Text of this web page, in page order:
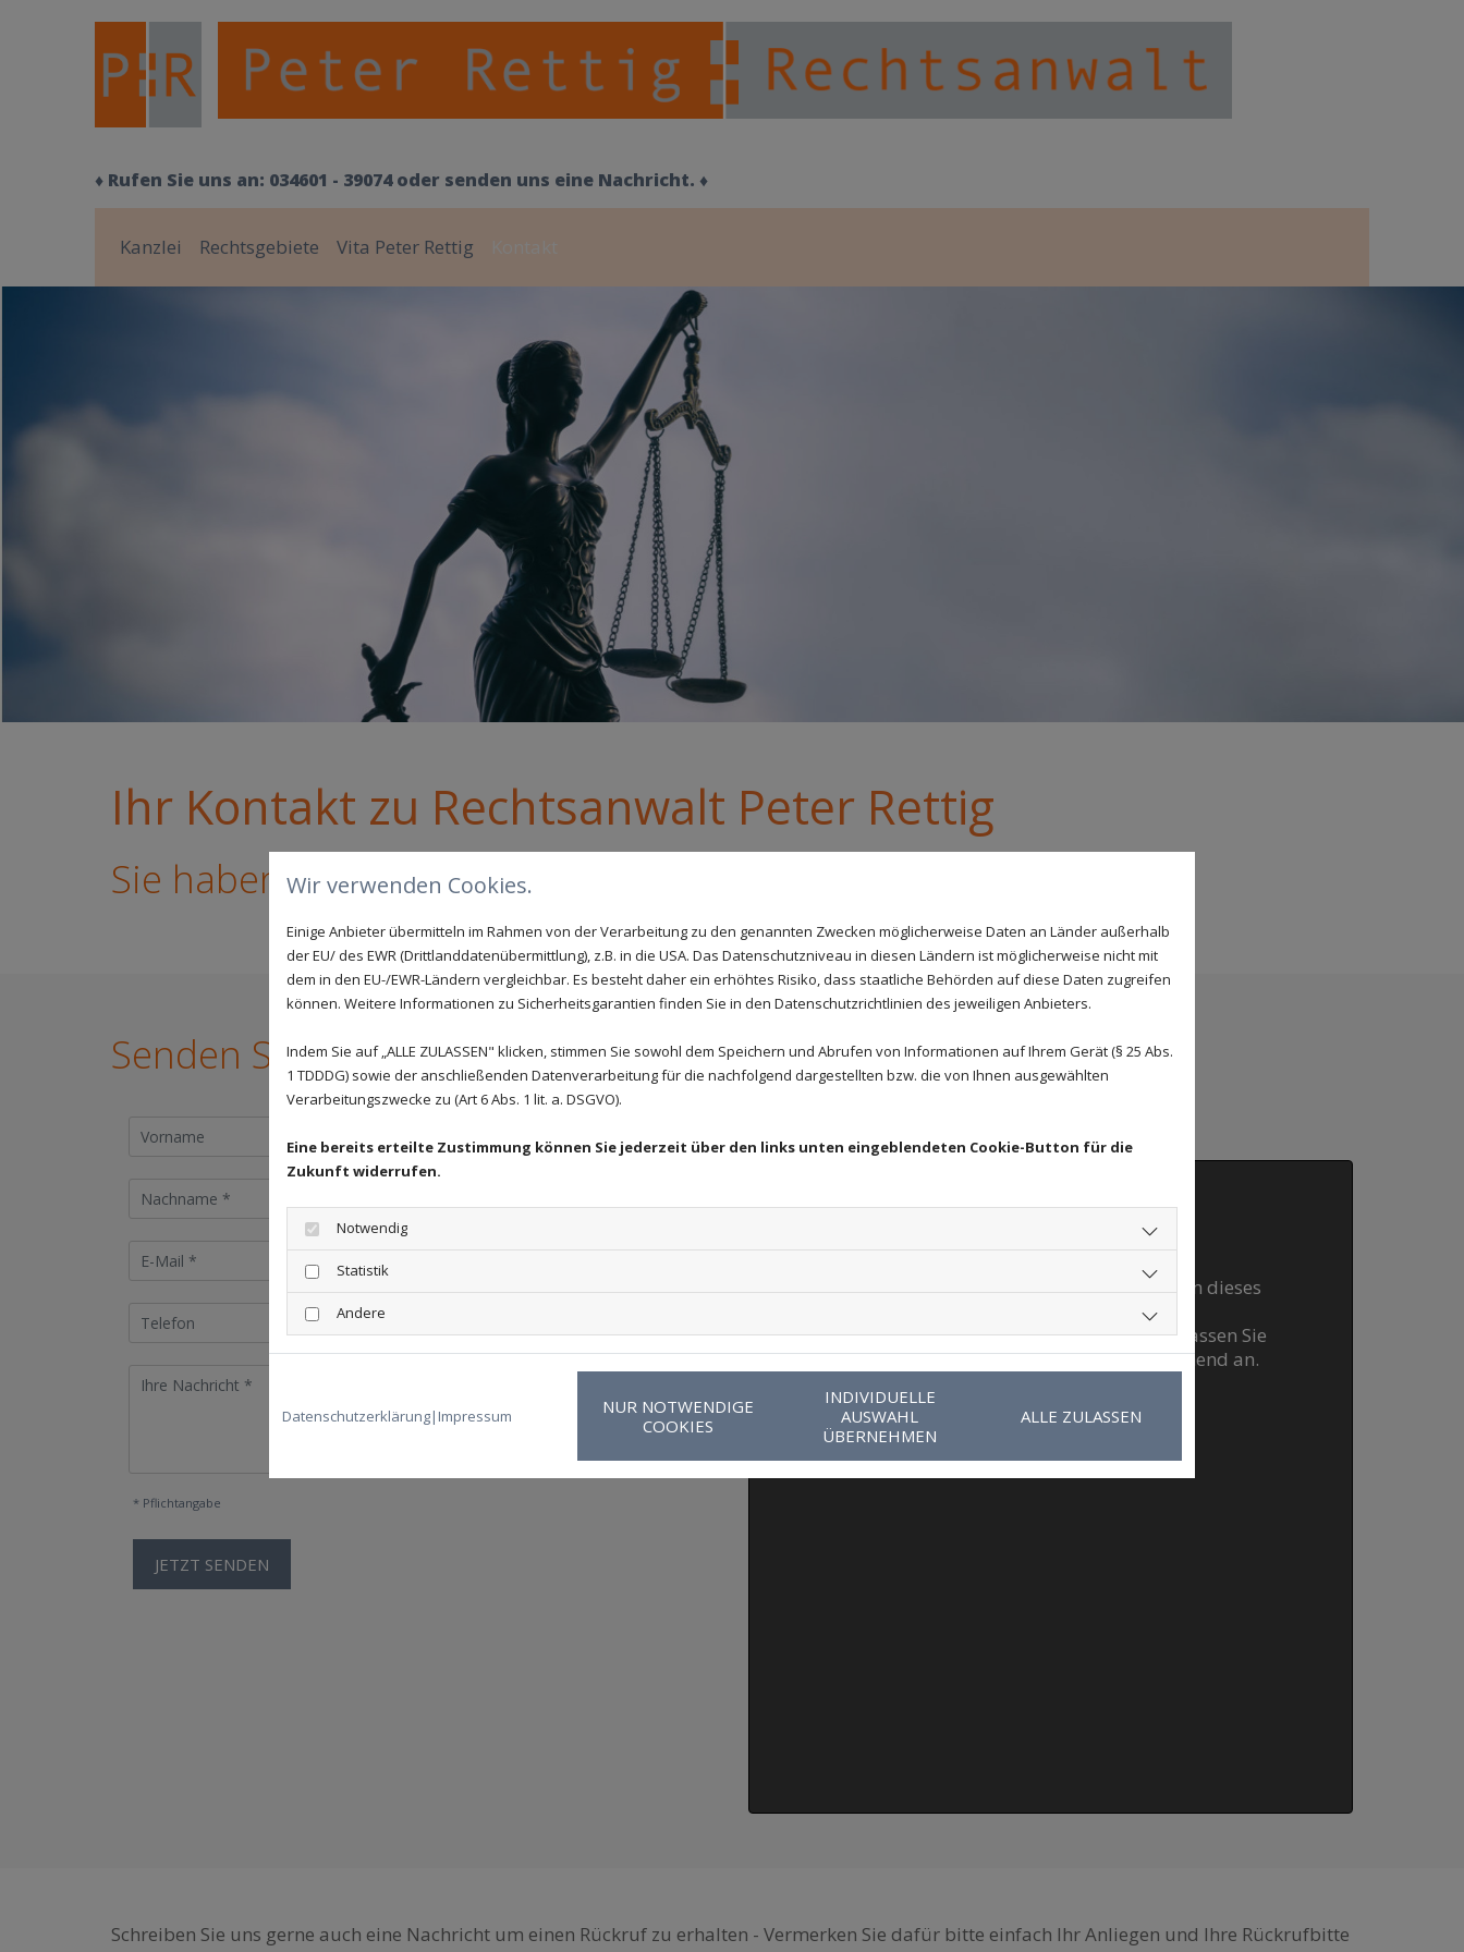
♦ Rufen Sie uns an: 034601 - 39074oder senden uns eine Nachricht. ♦
Kanzlei Rechtsgebiete Vita Peter Rettig
Ihr Kontakt zu Rechtsanwalt Peter Rettig
Sie haben Fragen oder benötigen einen Termin?
Senden Sie uns eine Nachricht:
* Pflichtangabe
So finden Sie zu uns:
Google Maps inaktiv
Aufgrund Ihrer Cookie-Einstellungen kann dieses
Modul nicht geladen werden.
Wenn Sie dieses Modul sehen möchten, passen Sie
bitte Ihre Cookie-Einstellungen entsprechend an.
Schreiben Sie uns gerne auch eine Nachricht um einen Rückruf zu erhalten - Vermerken Sie dafür bitte einfach Ihr Anliegen und Ihre Rückrufbitte
Wir verwenden Cookies.
Einige Anbieter übermitteln im Rahmen von der Verarbeitung zu den genannten Zwecken möglicherweise Daten an Länder außerhalb
der EU/ des EWR (Drittlanddatenübermittlung), z.B. in die USA. Das Datenschutzniveau in diesen Ländern ist möglicherweise nicht mit
dem in den EU-/EWR-Ländern vergleichbar. Es besteht daher ein erhöhtes Risiko, dass staatliche Behörden auf diese Daten zugreifen
können. Weitere Informationen zu Sicherheitsgarantien finden Sie in den Datenschutzrichtlinien des jeweiligen Anbieters.
Indem Sie auf „ALLE ZULASSEN" klicken, stimmen Sie sowohl dem Speichern und Abrufen von Informationen auf Ihrem Gerät (§ 25 Abs.
1 TDDDG) sowie der anschließenden Datenverarbeitung für die nachfolgend dargestellten bzw. die von Ihnen ausgewählten
Verarbeitungszwecke zu (Art 6 Abs. 1 lit. a. DSGVO).
Eine bereits erteilte Zustimmung können Sie jederzeit über den links unten eingeblendeten Cookie-Button für die
Zukunft widerrufen.
Notwendig
Statistik
Andere
Datenschutzerklärung| Impressum
NUR NOTWENDIGE
COOKIES
INDIVIDUELLE
AUSWAHL
ÜBERNEHMEN
ALLE ZULASSEN